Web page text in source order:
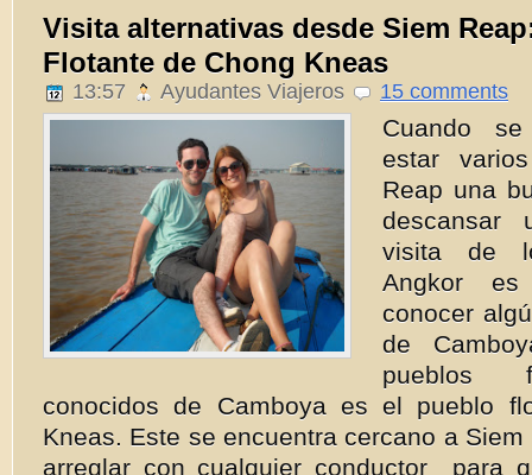
Visita alternativas desde Siem
Flotante de Chong Kneas
13:57 Ayudantes Viajeros 15 comments
Cuando
estar
Reap una
visita de
Angkor
conocer
de
pueblos
conocidos de Camboya es el pueblo
Kneas. Este se encuentra cercano a
arreglar con cualquier conductor para